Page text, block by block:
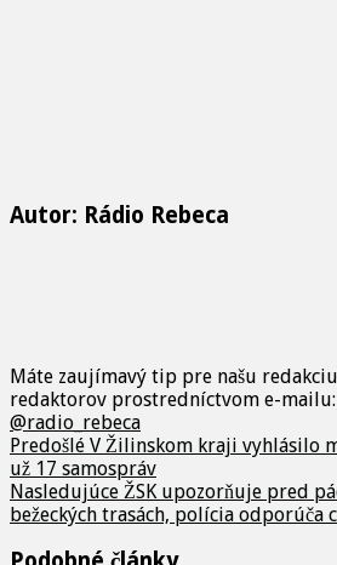
Autor: Rádio Rebeca
Máte zaujímavý tip pre našu
redaktorov prostredníctvom e-mailu:
@radio_rebeca
Predošlé V Žilinskom kraji vyhlásilo
už 17 samospráv
Nasledujúce ŽSK upozorňuje pred
bežeckých trasách, polícia odporúča